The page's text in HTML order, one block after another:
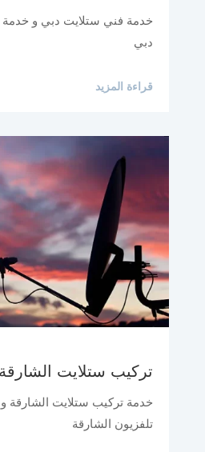
خدمة فني ستلايت دبي و خدمة
دبي
قراءة المزيد
تركيب ستلايت الشارقة
خدمة تركيب ستلايت الشارقة
تلفزيون الشارقة